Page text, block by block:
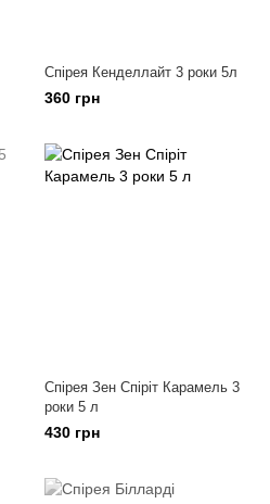
Спірея Кенделлайт 3 роки 5л
360 грн
Спірея Зен Спіріт Карамель 3
роки 5 л
430 грн